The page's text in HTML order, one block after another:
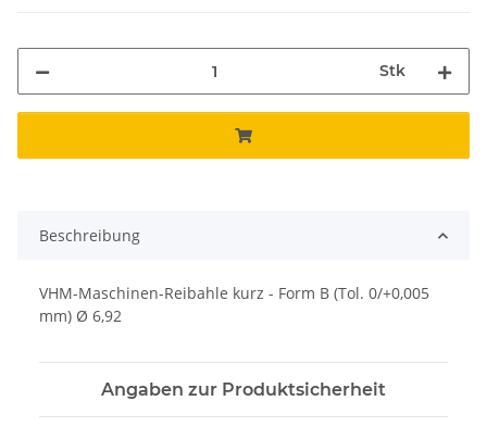
Stk
Beschreibung
VHM-Maschinen-Reibahle kurz - Form B (Tol. 0/+0,005
mm) Ø 6,92
Angaben zur Produktsicherheit